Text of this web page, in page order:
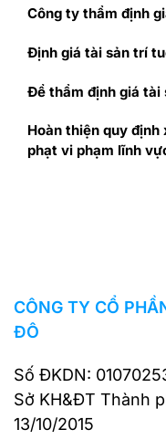
Công ty thẩm định
Định giá tài sản trí
Để thẩm định giá tài
Hoàn thiện quy
phạt vi phạm lĩnh
CÔNG TY CỔ
ĐÔ
Số ĐKDN:
Sở KH&ĐT Thành
13/10/2015